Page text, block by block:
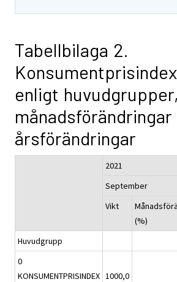
Tabellbilaga 2.
enligt huvudgrupper,
månadsförändringar
årsförändringar
2021
September
Vikt
(%)
Huvudgrupp
0
KONSUMENTPRISINDEX 1000,0